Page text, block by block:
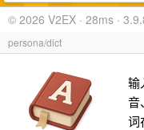
© 2026 V2EX · 28ms ·
persona/dict
输
音
词